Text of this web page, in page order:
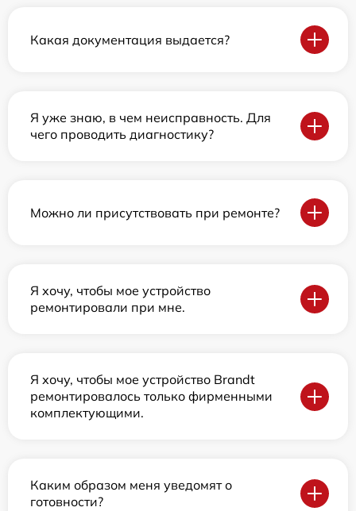
Какая документация выдается?
Я уже знаю, в чем неисправность. Для
чего проводить диагностику?
Можно ли присутствовать при ремонте?
Я хочу, чтобы мое устройство
ремонтировали при мне.
Я хочу, чтобы мое устройство Brandt
ремонтировалось только фирменными
комплектующими.
Каким образом меня уведомят о
готовности?